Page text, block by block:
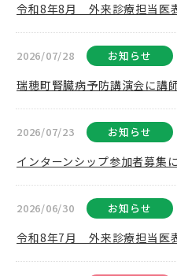
令和8年8月 外来診療担当医
2026/07/28 お知らせ
瑞穂町腎臓病予防講演会に講
2026/07/23 お知らせ
インターンシップ参加者募集
2026/06/30 お知らせ
令和8年7月 外来診療担当医